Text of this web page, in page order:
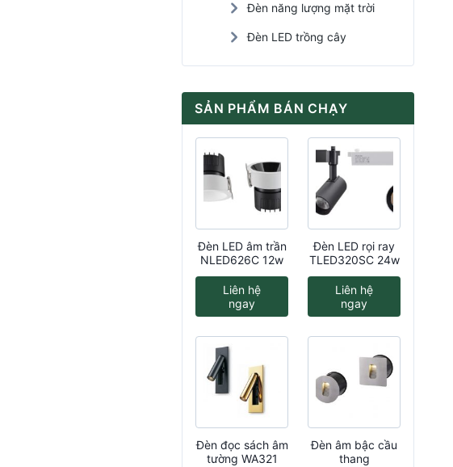
Đèn năng lượng mặt trời
Đèn LED trồng cây
SẢN PHẨM BÁN CHẠY
Đèn LED âm trần
NLED626C 12w
Liên hệ
ngay
Đèn LED rọi ray
TLED320SC 24w
Liên hệ
ngay
Đèn đọc sách âm
tường WA321
Đèn âm bậc cầu
thang